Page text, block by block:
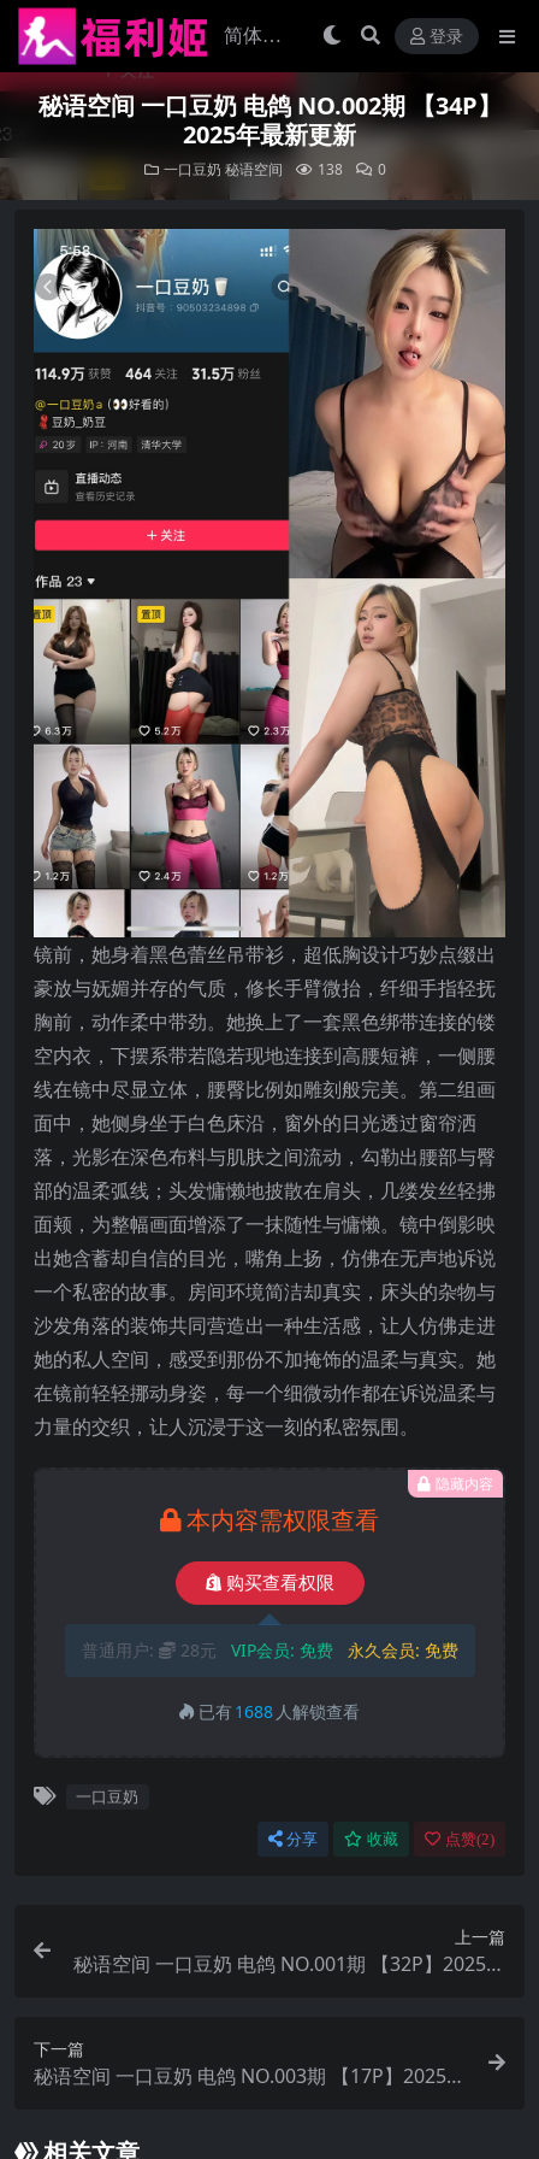
登录
秘语空间 一口豆奶 电鸽 NO.002期 【34P】
2025年最新更新
一口豆奶 秘语空间 138 0
镜前，她身着黑色蕾丝吊带衫，超低胸设计巧妙点缀出
豪放与妩媚并存的气质，修长手臂微抬，纤细手指轻抚
胸前，动作柔中带劲。她换上了一套黑色绑带连接的镂
空内衣，下摆系带若隐若现地连接到高腰短裤，一侧腰
线在镜中尽显立体，腰臀比例如雕刻般完美。第二组画
面中，她侧身坐于白色床沿，窗外的日光透过窗帘洒
落，光影在深色布料与肌肤之间流动，勾勒出腰部与臀
部的温柔弧线；头发慵懒地披散在肩头，几缕发丝轻拂
面颊，为整幅画面增添了一抹随性与慵懒。镜中倒影映
出她含蓄却自信的目光，嘴角上扬，仿佛在无声地诉说
一个私密的故事。房间环境简洁却真实，床头的杂物与
沙发角落的装饰共同营造出一种生活感，让人仿佛走进
她的私人空间，感受到那份不加掩饰的温柔与真实。她
在镜前轻轻挪动身姿，每一个细微动作都在诉说温柔与
力量的交织，让人沉浸于这一刻的私密氛围。
隐藏内容
本内容需权限查看
购买查看权限
普通用户: 28元 VIP会员: 免费 永久会员: 免费
已有1688 人解锁查看
一口豆奶
分享 收藏 点赞(2)
上一篇
秘语空间 一口豆奶 电鸽 NO.001期 【32P】2025年
下一篇
秘语空间 一口豆奶 电鸽 NO.003期 【17P】2025年
相关文章